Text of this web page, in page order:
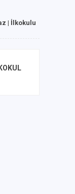
| İlkokulu